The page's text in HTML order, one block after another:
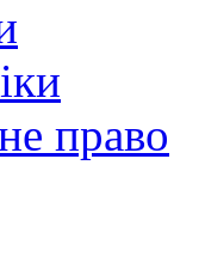
право